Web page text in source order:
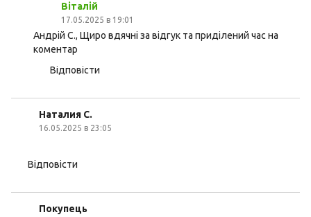
Віталій
17.05.2025 в 19:01
Андрій С., Щиро вдячні за відгук та приділений час на
коментар
Відповісти
Наталия С.
16.05.2025 в 23:05
Відповісти
Покупець